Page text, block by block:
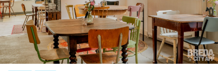
Drinken
Slapen
Recreatief
Winkels